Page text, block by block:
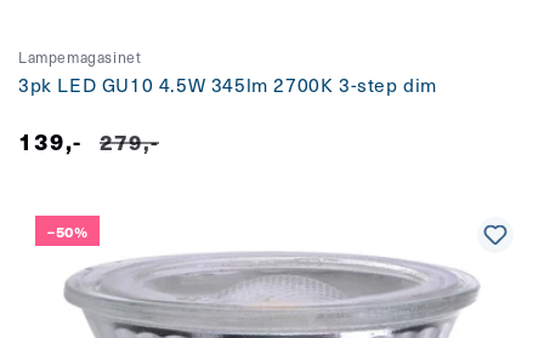
Lampemagasinet
3pk LED GU10 4.5W 345lm 2700K 3-step dim
Salgspris
139,-
Vanlig
279,-
–50%